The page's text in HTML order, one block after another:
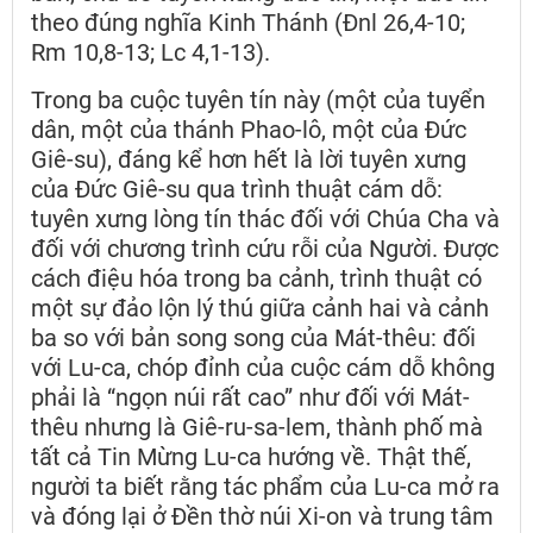
theo đúng nghĩa Kinh Thánh (Đnl 26,4-10;
Rm 10,8-13; Lc 4,1-13).
Trong ba cuộc tuyên tín này (một của tuyển
dân, một của thánh Phao-lô, một của Đức
Giê-su), đáng kể hơn hết là lời tuyên xưng
của Đức Giê-su qua trình thuật cám dỗ:
tuyên xưng lòng tín thác đối với Chúa Cha và
đối với chương trình cứu rỗi của Người. Được
cách điệu hóa trong ba cảnh, trình thuật có
một sự đảo lộn lý thú giữa cảnh hai và cảnh
ba so với bản song song của Mát-thêu: đối
với Lu-ca, chóp đỉnh của cuộc cám dỗ không
phải là “ngọn núi rất cao” như đối với Mát-
thêu nhưng là Giê-ru-sa-lem, thành phố mà
tất cả Tin Mừng Lu-ca hướng về. Thật thế,
người ta biết rằng tác phẩm của Lu-ca mở ra
và đóng lại ở Đền thờ núi Xi-on và trung tâm